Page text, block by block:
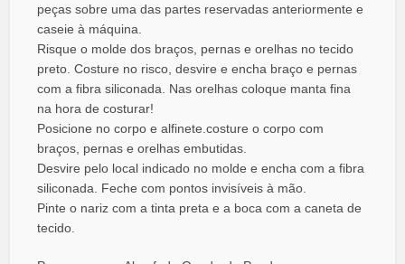
peças sobre uma das partes reservadas anteriormente e
caseie à máquina.
Risque o molde dos braços, pernas e orelhas no tecido
preto. Costure no risco, desvire e encha braço e pernas
com a fibra siliconada. Nas orelhas coloque manta fina
na hora de costurar!
Posicione no corpo e alfinete.costure o corpo com
braços, pernas e orelhas embutidas.
Desvire pelo local indicado no molde e encha com a fibra
siliconada. Feche com pontos invisíveis à mão.
Pinte o nariz com a tinta preta e a boca com a caneta de
tecido.